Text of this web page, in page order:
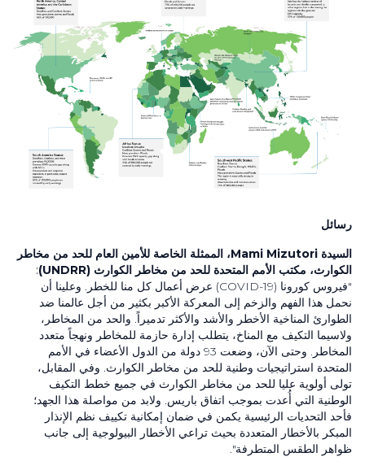
رسائل
السيدة Mami Mizutori، الممثلة الخاصة للأمين العام للحد من مخاطر
الكوارث، مكتب الأمم المتحدة للحد من مخاطر الكوارث (UNDRR)
:
"فيروس كورونا (COVID-19) عرض أعمال كل منا للخطر. وعلينا أن
نحمل هذا الفهم والزخم إلى المعركة الأكبر بكثير من أجل عالمنا ضد
الطوارئ المناخية الأخطر والأشد والأكثر تدميراً. والحد من المخاطر،
ولاسيما التكيف مع المناخ، يتطلب إدارة حازمة للمخاطر ونهجاً متعدد
المخاطر. وحتى الآن، وضعت 93 دولة من الدول الأعضاء في الأمم
المتحدة استراتيجيات وطنية للحد من مخاطر الكوارث. وفي المقابل،
تولى أولوية عليا للحد من مخاطر الكوارث في جميع خطط التكيف
الوطنية التي أُعدت بموجب اتفاق باريس. ولابد من مواصلة هذا الجهد؛
فأحد التحديات الرئيسية يكمن في ضمان إمكانية تكييف نظم الإنذار
المبكر بالأخطار المتعددة بحيث تراعي الأخطار البيولوجية إلى جانب
ظواهر الطقس المتطرفة".